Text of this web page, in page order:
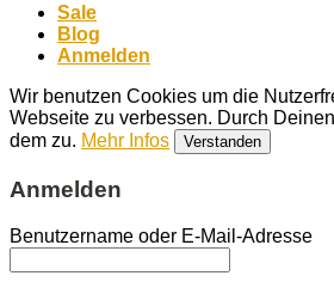
Sale
Blog
Anmelden
Wir benutzen Cookies um die
Webseite zu verbessen. Durch
dem zu. Mehr Infos Verstanden
Anmelden
Benutzername oder E-Mail-Adresse